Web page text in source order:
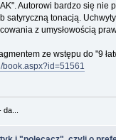
Autorowi bardzo się nie
satyryczną tonacją.
z umysłowością
ze wstępu do "9
book.aspx?id=51561